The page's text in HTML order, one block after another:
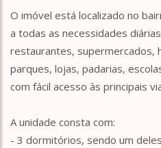
O imóvel está localizado no
a todas as necessidades
restaurantes, supermercados,
parques, lojas, padarias,
com fácil acesso às principais
A unidade consta com:
- 3 dormitórios, sendo um